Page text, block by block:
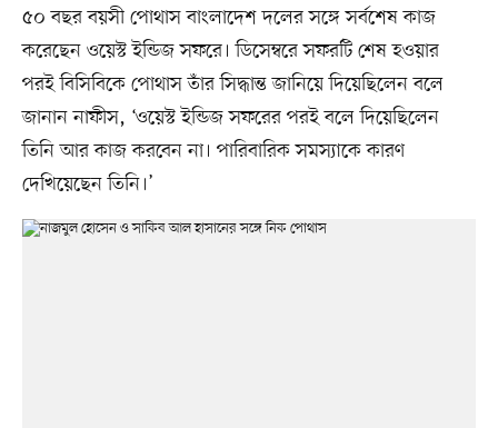
৫০ বছর বয়সী পোথাস বাংলাদেশ দলের সঙ্গে সর্বশেষ কাজ
করেছেন ওয়েস্ট ইন্ডিজ সফরে। ডিসেম্বরে সফরটি শেষ হওয়ার
পরই বিসিবিকে পোথাস তাঁর সিদ্ধান্ত জানিয়ে দিয়েছিলেন বলে
জানান নাফীস, ‘ওয়েস্ট ইন্ডিজ সফরের পরই বলে দিয়েছিলেন
তিনি আর কাজ করবেন না। পারিবারিক সমস্যাকে কারণ
দেখিয়েছেন তিনি।’